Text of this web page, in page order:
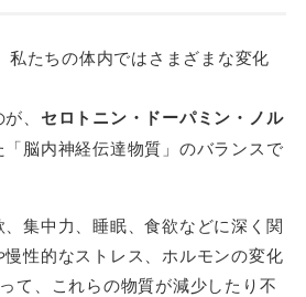
私たちの体内ではさまざまな変化
、 セロトニン・ドーパミン・ノル
「脳内神経伝達物質」のバランスで
集中力、睡眠、食欲などに深く関
性的なストレス、ホルモンの変化
て、これらの物質が減少したり不